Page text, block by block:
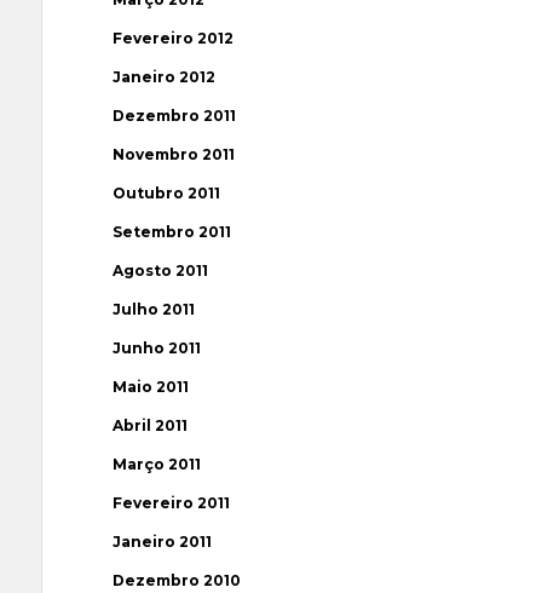
Fevereiro 2012
Janeiro 2012
Dezembro 2011
Novembro 2011
Outubro 2011
Setembro 2011
Agosto 2011
Julho 2011
Junho 2011
Maio 2011
Abril 2011
Março 2011
Fevereiro 2011
Janeiro 2011
Dezembro 2010